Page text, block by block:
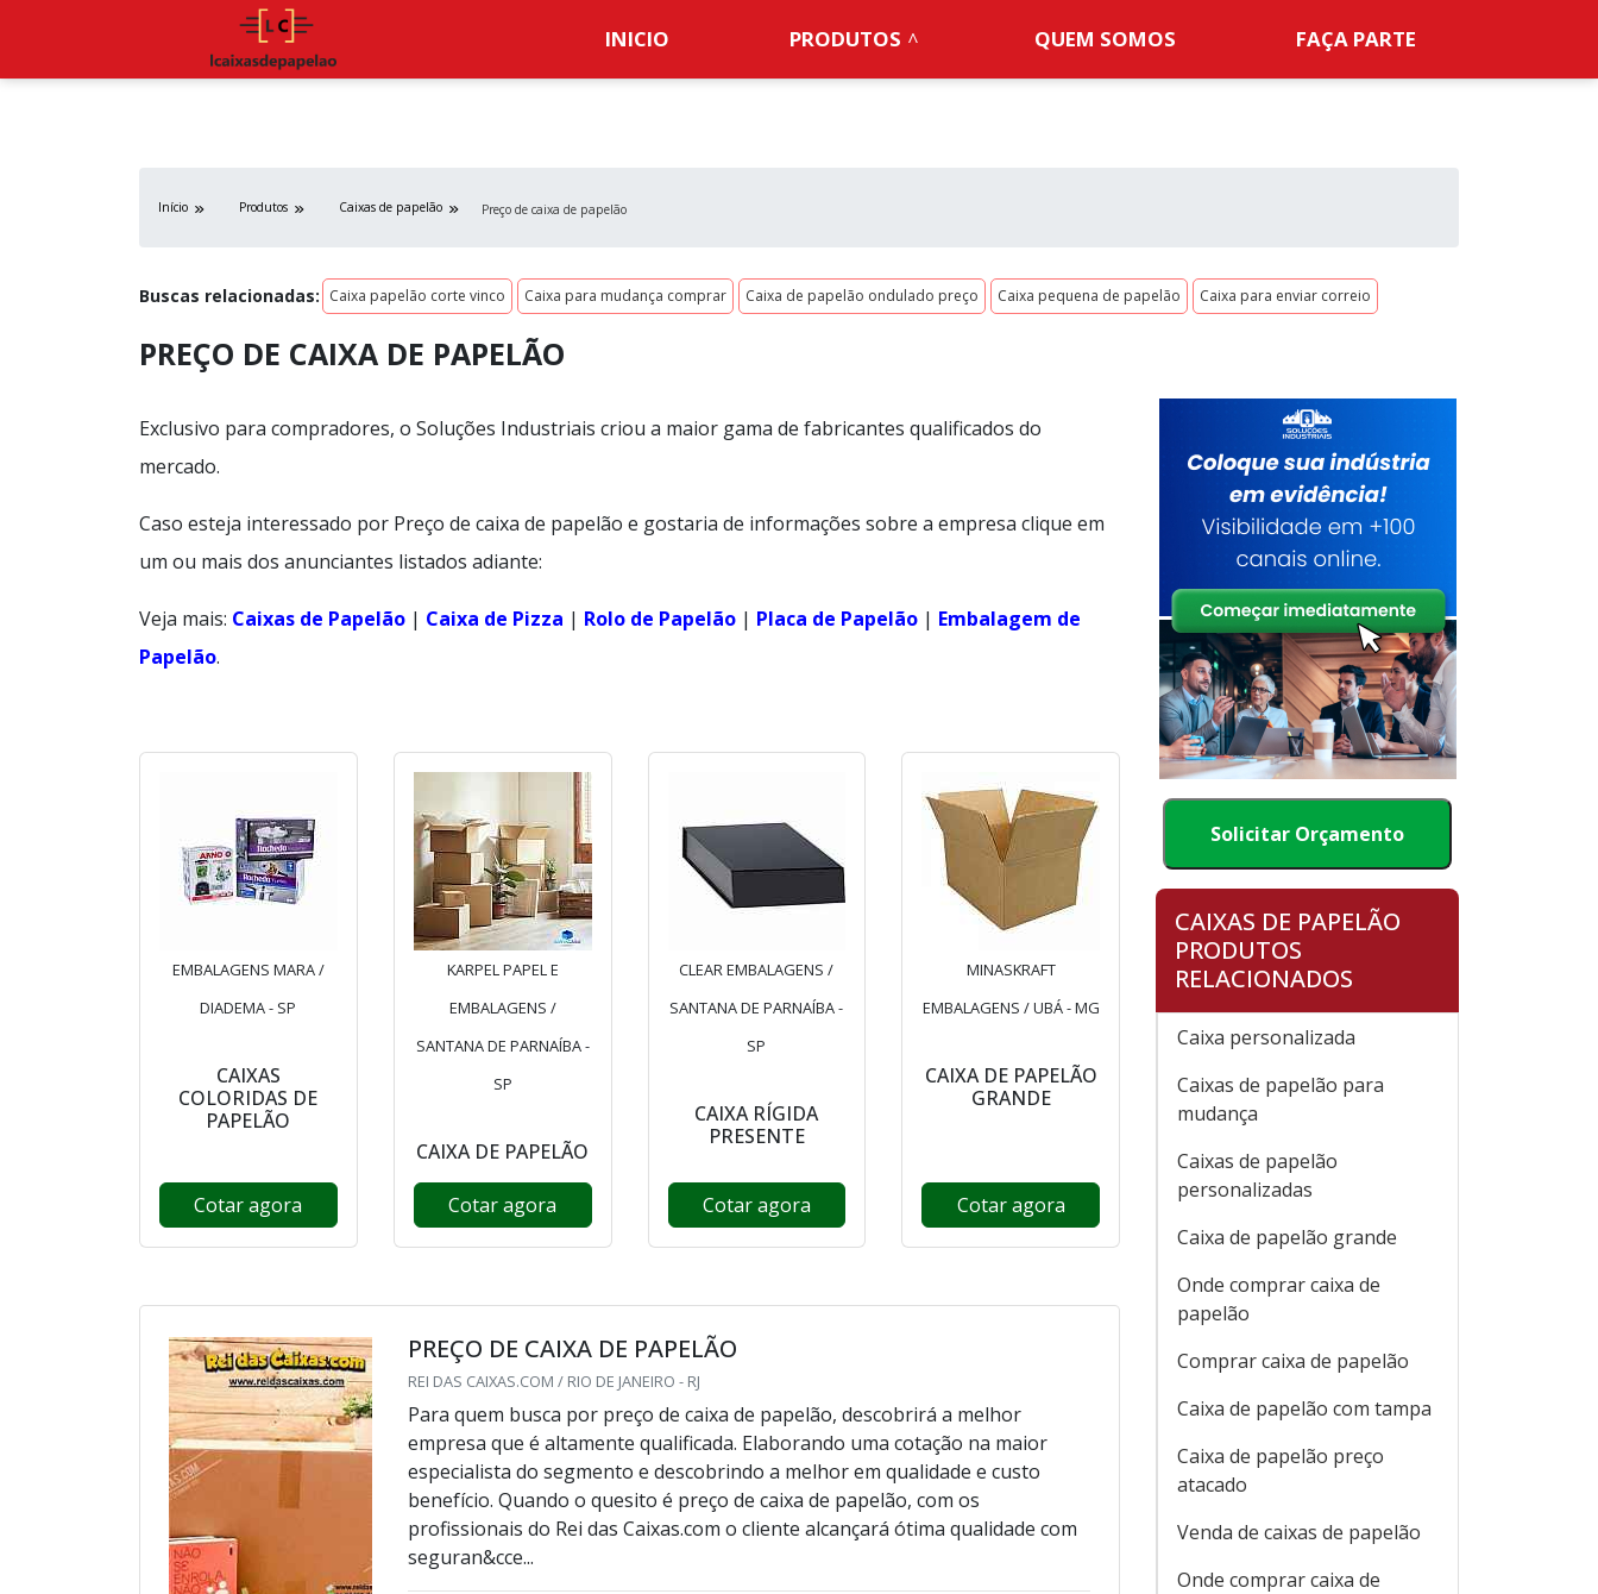
INICIO PRODUTOS QUEM SOMOS FAÇA PARTE
Início Produtos Caixas de papelão Preço de caixa de papelão
Buscas relacionadas: Caixa papelão corte vinco Caixa para mudança comprar Caixa de papelão ondulado preço Caixa pequena de papelão Caixa para enviar correio
PREÇO DE CAIXA DE PAPELÃO
Exclusivo para compradores, o Soluções Industriais criou a maior gama de fabricantes qualificados do
mercado.
Caso esteja interessado por Preço de caixa de papelão e gostaria de informações sobre a empresa clique em
um ou mais dos anunciantes listados adiante:
Veja mais: Caixas de Papelão | Caixa de Pizza | Rolo de Papelão | Placa de Papelão | Embalagem de
Papelão.
EMBALAGENS MARA /
DIADEMA - SP
CAIXAS
COLORIDAS DE
PAPELÃO
Cotar agora
KARPEL PAPEL E
EMBALAGENS /
SANTANA DE PARNAÍBA -
SP
CAIXA DE PAPELÃO
Cotar agora
CLEAR EMBALAGENS /
SANTANA DE PARNAÍBA -
SP
CAIXA RÍGIDA
PRESENTE
Cotar agora
MINASKRAFT
EMBALAGENS / UBÁ - MG
CAIXA DE PAPELÃO
GRANDE
Cotar agora
PREÇO DE CAIXA DE PAPELÃO
REI DAS CAIXAS.COM / RIO DE JANEIRO - RJ
Para quem busca por preço de caixa de papelão, descobrirá a melhor
empresa que é altamente qualificada. Elaborando uma cotação na maior
especialista do segmento e descobrindo a melhor em qualidade e custo
benefício. Quando o quesito é preço de caixa de papelão, com os
profissionais do Rei das Caixas.com o cliente alcançará ótima qualidade com
seguran&cce...
Solicitar Orçamento
CAIXAS DE PAPELÃO
PRODUTOS
RELACIONADOS
Caixa personalizada
Caixas de papelão para
mudança
Caixas de papelão
personalizadas
Caixa de papelão grande
Onde comprar caixa de
papelão
Comprar caixa de papelão
Caixa de papelão com tampa
Caixa de papelão preço
atacado
Venda de caixas de papelão
Onde comprar caixa de